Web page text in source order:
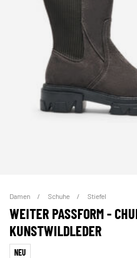
Damen Schuhe Stiefel
WEITER PASSFORM -
KUNSTWILDLEDER
NEU